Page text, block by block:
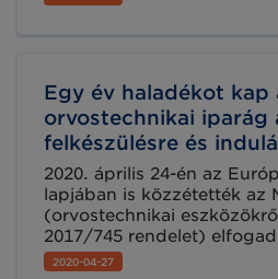
szabvány implementáció
webinár utólag is elérhető.
Egy év haladékot kap
orvostechnikai iparág
felkészülésre és
2020. április 24-én az
lapjában is közzétették az
(orvostechnikai
2017/745 rendelet)
halasztásáról szóló döntést.
2020-04-27